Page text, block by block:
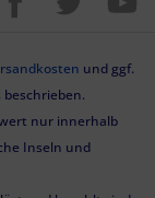
und ggf.
nur innerhalb
Inseln und